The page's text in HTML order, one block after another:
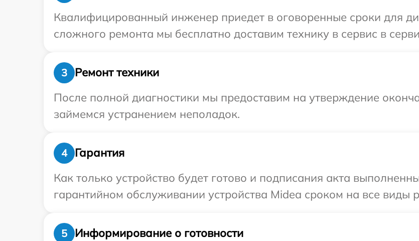
Квалифицированный инженер приедет в оговоренные сроки для
сложного ремонта мы бесплатно доставим технику в сервис в
3
Ремонт техники
После полной диагностики мы предоставим на утверждение
займемся устранением неполадок.
4
Гарантия
Как только устройство будет готово и подписания акта
гарантийном обслуживании устройства Midea сроком на все виды
5
Информирование о готовности